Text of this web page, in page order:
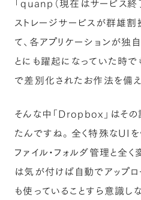
「quanp（現在はサービス終
ストレージサービスが群雄
て、各アプリケーションが
とにも躍起になっていた時
で差別化されたお作法を備え
そんな中「Dropbox」はそ
たんですね。全く特殊なUI
ファイル・フォルダ管理と全
は気が付けば自動でアップロ
も使っていることすら意識し